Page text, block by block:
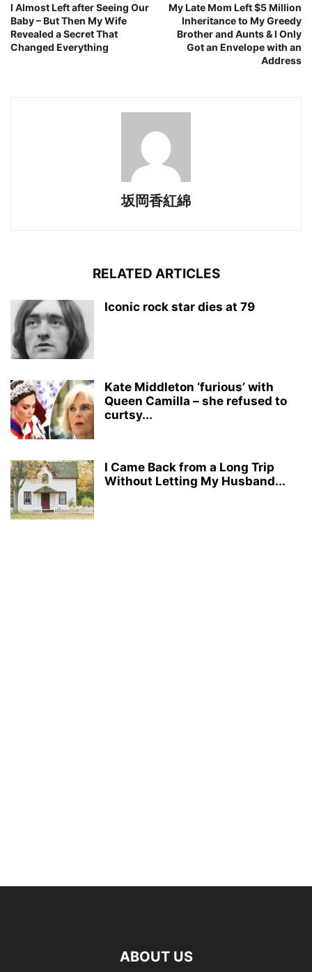
I Almost Left after Seeing Our
Baby – But Then My Wife
Revealed a Secret That
Changed Everything
My Late Mom Left $5 Million
Inheritance to My Greedy
Brother and Aunts & I Only
Got an Envelope with an
Address
坂岡香紅綿
RELATED ARTICLES
Iconic rock star dies at 79
Kate Middleton ‘furious’ with
Queen Camilla – she refused to
curtsy...
I Came Back from a Long Trip
Without Letting My Husband...
ABOUT US